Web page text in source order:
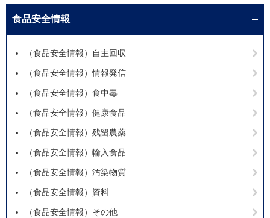
食品安全情報
（食品安全情報）自主回収
（食品安全情報）情報発信
（食品安全情報）食中毒
（食品安全情報）健康食品
（食品安全情報）残留農薬
（食品安全情報）輸入食品
（食品安全情報）汚染物質
（食品安全情報）資料
（食品安全情報）その他